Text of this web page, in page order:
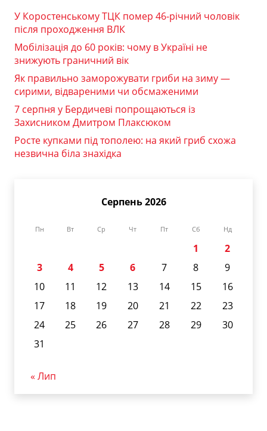
У Коростенському ТЦК помер 46-річний чоловік
після проходження ВЛК
Мобілізація до 60 років: чому в Україні не
знижують граничний вік
Як правильно заморожувати гриби на зиму —
сирими, відвареними чи обсмаженими
7 серпня у Бердичеві попрощаються із
Захисником Дмитром Плаксюком
Росте купками під тополею: на який гриб схожа
незвична біла знахідка
Серпень 2026
Пн Вт Ср Чт Пт Сб Нд
1
2
3
4 5 6 7 8
9
10
11 12 13 14 15
16
17
18 19 20 21 22
23
24
25 26 27 28 29
30
31
« Лип